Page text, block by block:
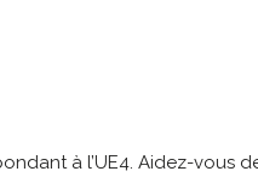
à l’UE4. Aidez-vous